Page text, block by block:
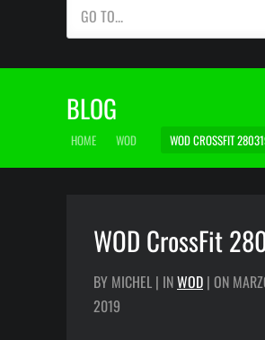
GO TO...
BLOG
HOME WOD WOD CROSSFIT
WOD CrossFit
BY MICHEL | INWOD | ON
2019